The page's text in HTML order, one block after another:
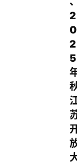
2
0
2
5